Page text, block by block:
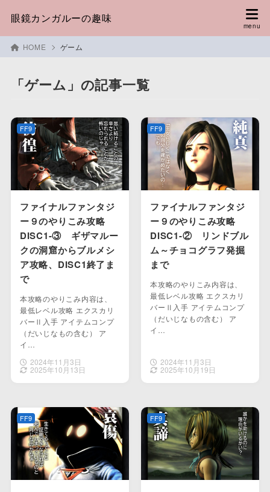
眼鏡カンガルーの趣味
HOME ゲーム
「ゲーム」の記事一覧
ファイナルファンタジ
ー９のやりこみ攻略
DISC1-③ ギザマルー
クの洞窟からブルメシ
ア攻略、DISC1終了ま
で
本攻略のやりこみ内容は、
最低レベル攻略 エクスカリ
バーⅡ入手 アイテムコンプ
（だいじなもの含む） ア
イ…
2024年11月3日
2025年10月13日
FF9
ファイナルファンタジ
ー９のやりこみ攻略
DISC1-② リンドブル
ム～チョコグラフ発掘
まで
本攻略のやりこみ内容は、
最低レベル攻略 エクスカリ
バーⅡ入手 アイテムコンプ
（だいじなもの含む） ア
イ…
2024年11月3日
2025年10月19日
FF9
FF9 FF9